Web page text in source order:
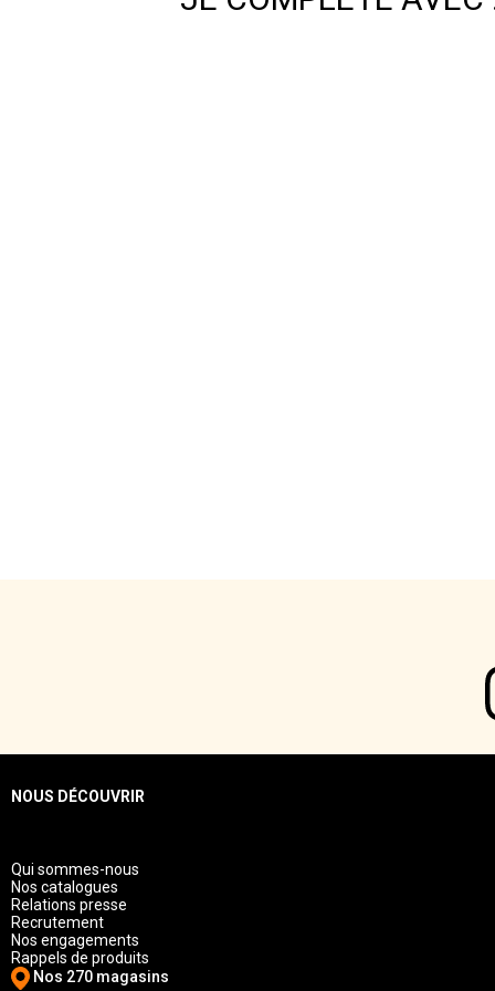
NOUS DÉCOUVRIR
Qui sommes-nous
Nos catalogues
Relations presse
Recrutement
Nos engagements
Rappels de produits
Nos 270 magasins